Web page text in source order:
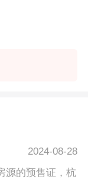
2024-08-28
源的预售证，杭